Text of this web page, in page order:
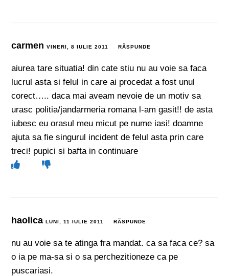
carmenVINERI, 8 IULIE 2011 RĂSPUNDE
aiurea tare situatia! din cate stiu nu au voie sa faca
lucrul asta si felul in care ai procedat a fost unul
corect….. daca mai aveam nevoie de un motiv sa
urasc politia/jandarmeria romana l-am gasit!! de asta
iubesc eu orasul meu micut pe nume iasi! doamne
ajuta sa fie singurul incident de felul asta prin care
treci! pupici si bafta in continuare
haolicaLUNI, 11 IULIE 2011 RĂSPUNDE
nu au voie sa te atinga fra mandat. ca sa faca ce? sa
o ia pe ma-sa si o sa perchezitioneze ca pe
puscariasi.